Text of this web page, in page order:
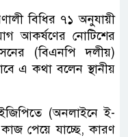
বিধির ৭১ অনুযায়ী
আকর্ষণের নোটিশের
(বিএনপি দলীয়)
এ কথা বলেন স্থানীয়
(অনলাইনে ই-
কাজ পেয়ে যাচ্ছে, কারণ